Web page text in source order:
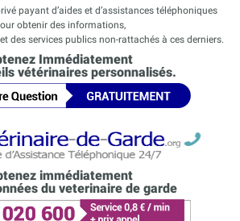
payant d’aides et d’assistances téléphoniques
obtenir des informations,
des services publics non-rattachés à ces derniers.
Immédiatement
vétérinaires personnalisés.
immédiatement
du veterinaire de garde